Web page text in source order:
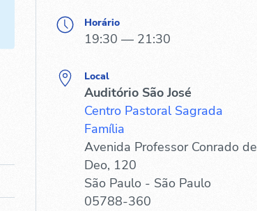
Horário
19:30 — 21:30
Local
Auditório São José
Centro Pastoral Sagrada
Família
Avenida Professor Conrado de
Deo, 120
São Paulo - São Paulo
05788-360